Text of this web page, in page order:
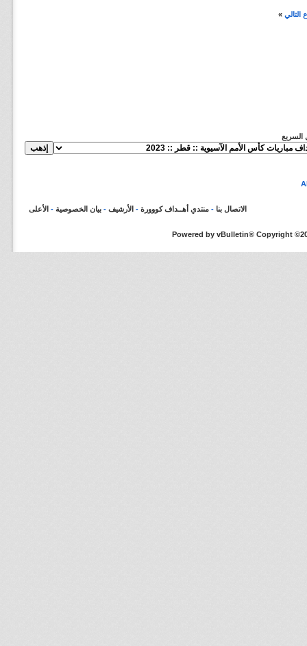
التالي »
السريع
الاتصال بنا - منتدي أهــداف كووورة - الأرشيف - بيان الخصوصية - الأعلى
Powered by vBulletin® Copyright